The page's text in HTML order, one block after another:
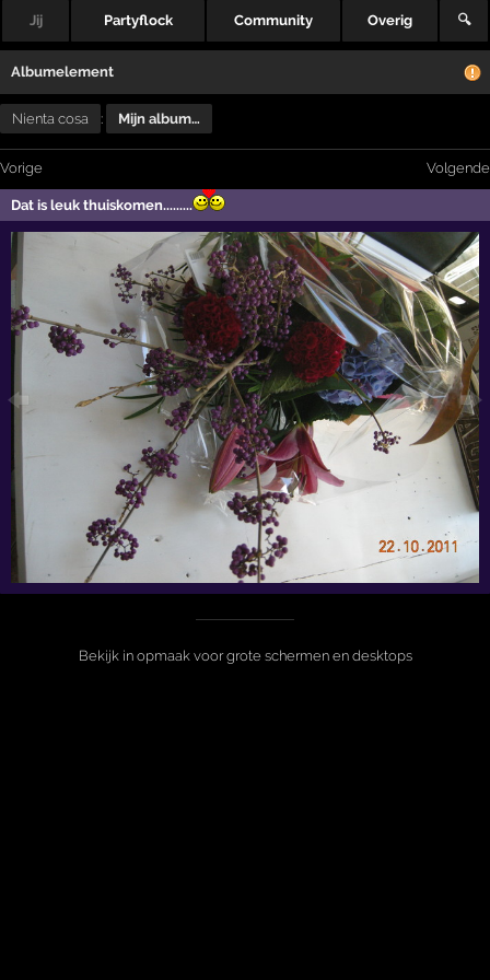
Jij Partyflock Community Overig 🔍
Albumelement
Nienta cosa : Mijn album…
Vorige Volgende
Dat is leuk thuiskomen.........
Bekijk in opmaak voor grote schermen en desktops